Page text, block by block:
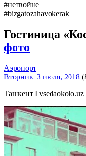
#нетвойне
#bizgatozahavokerak
Гостиница
фото
Аэропорт
Вторник, 3 июля, 2018
Ташкент I vsedaokolo.uz